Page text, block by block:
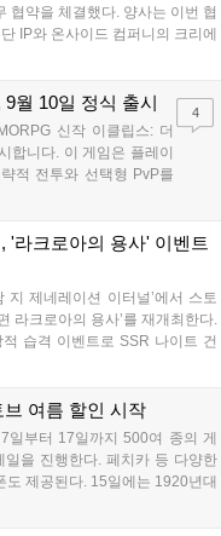
협약을 체결했다. 양사는 이번 협
IP와 온사이드 컴퍼니의 크리에
콘텐츠를 공동 기획한다. 또한
선보이며 e스포츠 생태계 확장에
월 10일 정식 출시
신작 이클립스: 더
합니다. 이 게임은 플레이
적 전투와 선택형 PvP를
앱 마켓에서 사전등록을
별 스페셜 쿠폰과 한정 스
해 이용자들의 기대를 모
4
'라크로아의 용사' 이벤트
지 제네레이션 이터널’에서 스토
라크로아의 용사’를 재개최한다.
습격 이벤트로 SSR 나이트 건
대 다이아 3,000개를 지급하며,
튜브에서 특별 프로그램을 시청
여름 할인 시작
일부터 17일까지 500여 종의 게
을 진행한다. 페치카 등 다양한
도 제공된다. 15일에는 1920년대
며, 15일부터 17일까지는 국내